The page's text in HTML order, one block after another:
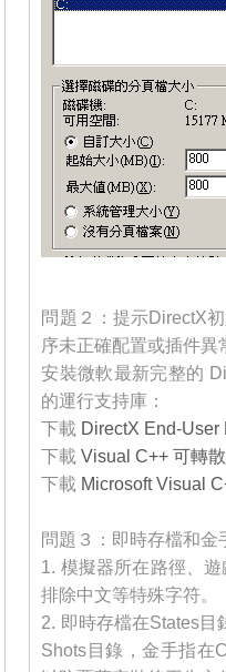
問題２：提示DirectX
序未正確配置或插件異
安裝微軟最新完整的
的運行支持庫：
下載 DirectX End-User
下載Visual C++ 可轉
下載 Microsoft Visual
問題３：即時存檔和金
1. 模擬器所在路徑、
排除中文等特殊字符。
2. 即時存檔在States目
Shots目錄，金手指在